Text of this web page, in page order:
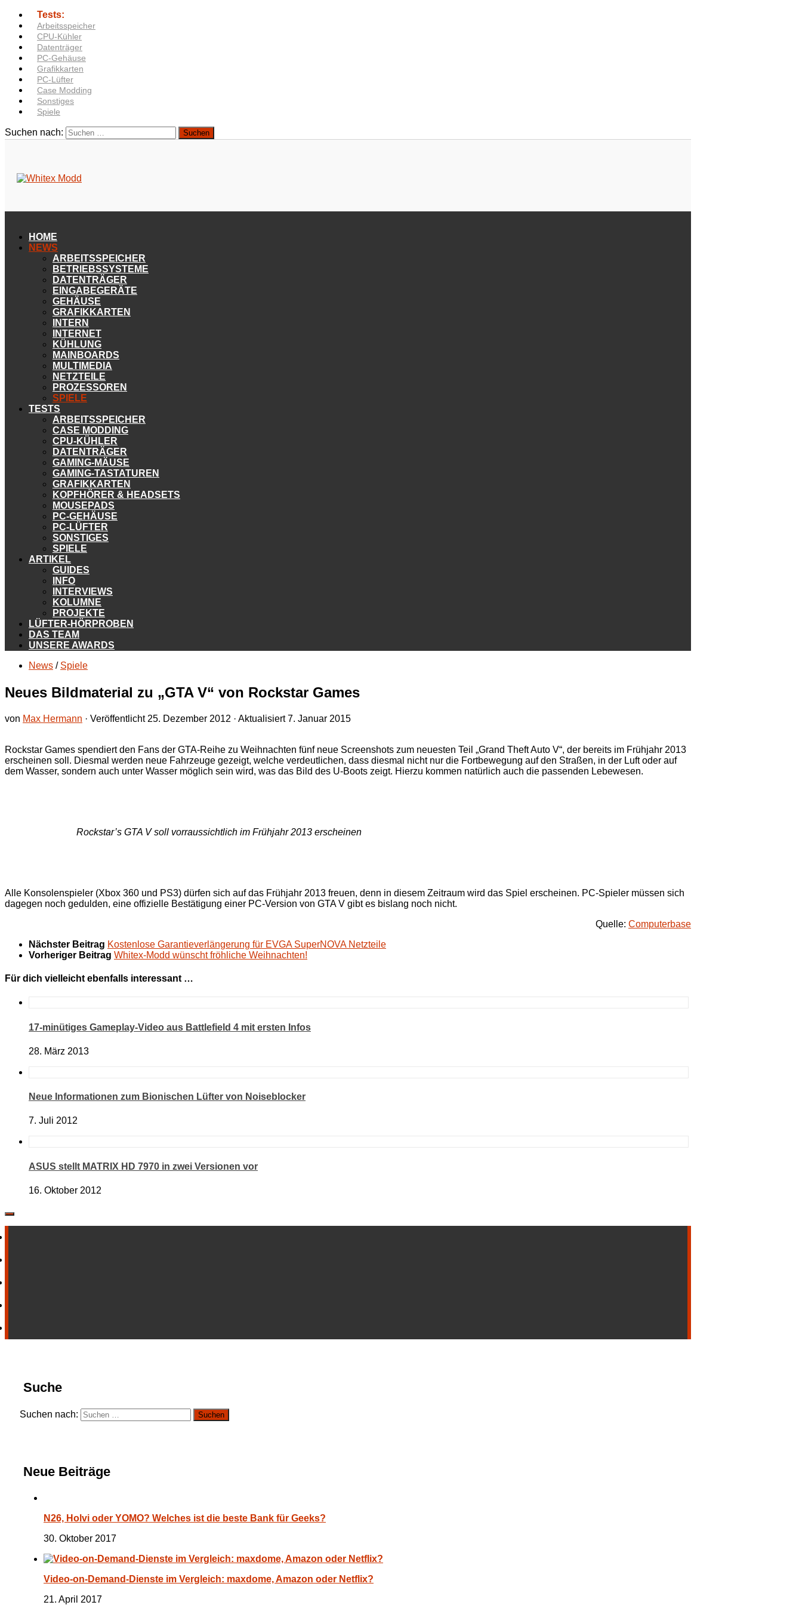
Tests:
Arbeitsspeicher
CPU-Kühler
Datenträger
PC-Gehäuse
Grafikkarten
PC-Lüfter
Case Modding
Sonstiges
Spiele
Suchen nach:
HOME
NEWS
ARBEITSSPEICHER
BETRIEBSSYSTEME
DATENTRÄGER
EINGABEGERÄTE
GEHÄUSE
GRAFIKKARTEN
INTERN
INTERNET
KÜHLUNG
MAINBOARDS
MULTIMEDIA
NETZTEILE
PROZESSOREN
SPIELE
TESTS
ARBEITSSPEICHER
CASE MODDING
CPU-KÜHLER
DATENTRÄGER
GAMING-MÄUSE
GAMING-TASTATUREN
GRAFIKKARTEN
KOPFHÖRER & HEADSETS
MOUSEPADS
PC-GEHÄUSE
PC-LÜFTER
SONSTIGES
SPIELE
ARTIKEL
GUIDES
INFO
INTERVIEWS
KOLUMNE
PROJEKTE
LÜFTER-HÖRPROBEN
DAS TEAM
UNSERE AWARDS
News / Spiele
Neues Bildmaterial zu „GTA V“ von Rockstar Games
von Max Hermann · Veröffentlicht 25. Dezember 2012 · Aktualisiert7. Januar 2015
Rockstar Games spendiert den Fans der GTA-Reihe zu Weihnachten fünf neue Screenshots zum neuesten Teil „Grand Theft Auto V“, der bereits im Frühjahr 2013
erscheinen soll. Diesmal werden neue Fahrzeuge gezeigt, welche verdeutlichen, dass diesmal nicht nur die Fortbewegung auf den Straßen, in der Luft oder auf
dem Wasser, sondern auch unter Wasser möglich sein wird, was das Bild des U-Boots zeigt. Hierzu kommen natürlich auch die passenden Lebewesen.
Rockstar’s GTA V soll vorraussichtlich im Frühjahr 2013 erscheinen
Alle Konsolenspieler (Xbox 360 und PS3) dürfen sich auf das Frühjahr 2013 freuen, denn in diesem Zeitraum wird das Spiel erscheinen. PC-Spieler müssen sich
dagegen noch gedulden, eine offizielle Bestätigung einer PC-Version von GTA V gibt es bislang noch nicht.
Quelle: Computerbase
Nächster Beitrag Kostenlose Garantieverlängerung für EVGA SuperNOVA Netzteile
Vorheriger Beitrag Whitex-Modd wünscht fröhliche Weihnachten!
Für dich vielleicht ebenfalls interessant …
17-minütiges Gameplay-Video aus Battlefield 4 mit ersten Infos
28. März 2013
Neue Informationen zum Bionischen Lüfter von Noiseblocker
7. Juli 2012
ASUS stellt MATRIX HD 7970 in zwei Versionen vor
16. Oktober 2012
Suche
Suchen nach:
Neue Beiträge
N26, Holvi oder YOMO? Welches ist die beste Bank für Geeks?
30. Oktober 2017
Video-on-Demand-Dienste im Vergleich: maxdome, Amazon oder Netflix?
21. April 2017